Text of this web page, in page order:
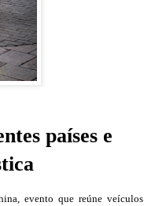
países e
evento que reúne veículos